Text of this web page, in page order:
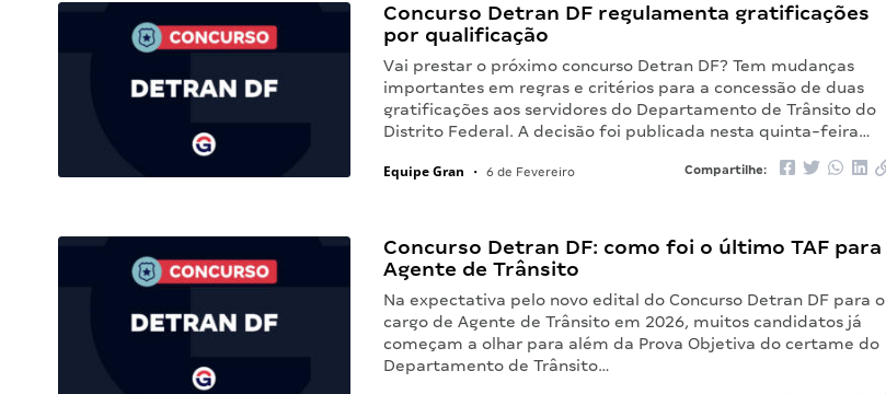
Concurso Detran DF regulamenta gratificações
por qualificação
Vai prestar o próximo concurso Detran DF? Tem mudanças
importantes em regras e critérios para a concessão de duas
gratificações aos servidores do Departamento de Trânsito do
Distrito Federal. A decisão foi publicada nesta quinta-feira…
Equipe Gran • 6 de Fevereiro Compartilhe:
Concurso Detran DF: como foi o último TAF para
Agente de Trânsito
Na expectativa pelo novo edital do Concurso Detran DF para o
cargo de Agente de Trânsito em 2026, muitos candidatos já
começam a olhar para além da Prova Objetiva do certame do
Departamento de Trânsito…